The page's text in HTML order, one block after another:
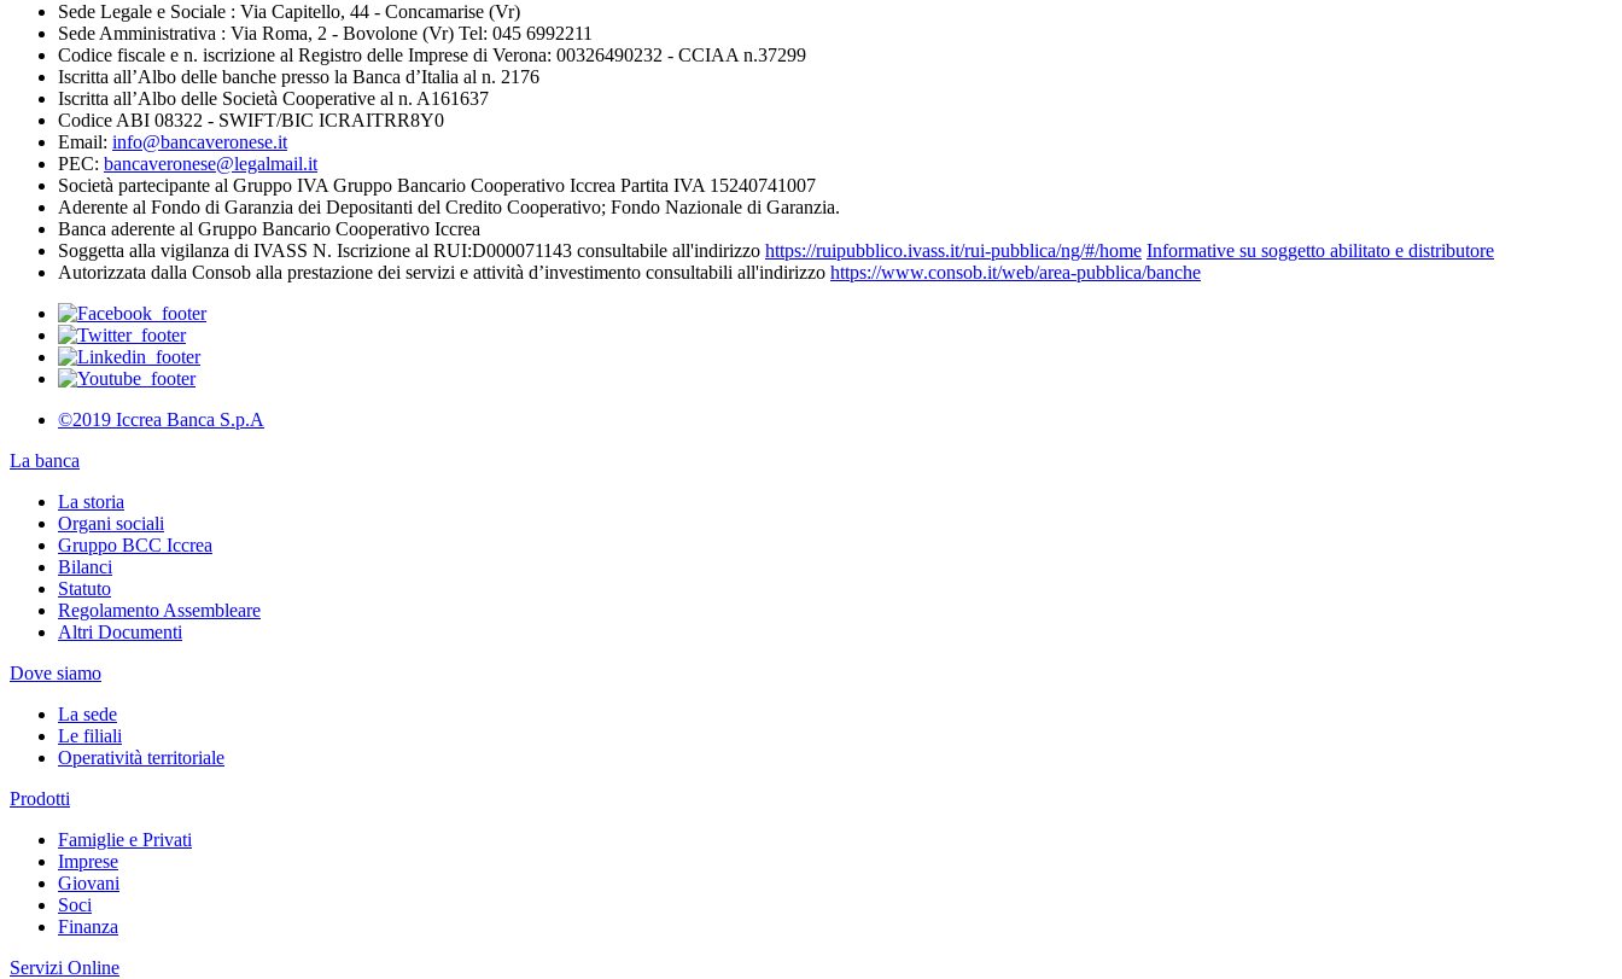
Sede Legale e Sociale : Via Capitello, 44 - Concamarise (Vr)
Sede Amministrativa : Via Roma, 2 - Bovolone (Vr) Tel: 045 6992211
Codice fiscale e n. iscrizione al Registro delle Imprese di Verona: 00326490232 - CCIAA n.37299
Iscritta all’Albo delle banche presso la Banca d’Italia al n. 2176
Iscritta all’Albo delle Società Cooperative al n. A161637
Codice ABI 08322 - SWIFT/BIC ICRAITRR8Y0
Email: info@bancaveronese.it
PEC: bancaveronese@legalmail.it
Società partecipante al Gruppo IVA Gruppo Bancario Cooperativo Iccrea Partita IVA 15240741007
Aderente al Fondo di Garanzia dei Depositanti del Credito Cooperativo; Fondo Nazionale di Garanzia.
Banca aderente al Gruppo Bancario Cooperativo Iccrea
Soggetta alla vigilanza di IVASS N. Iscrizione al RUI:D000071143 consultabile all'indirizzo https://ruipubblico.ivass.it/rui-pubblica/ng/#/home Informative su soggetto abilitato e distributore
Autorizzata dalla Consob alla prestazione dei servizi e attività d’investimento consultabili all'indirizzo https://www.consob.it/web/area-pubblica/banche
©2019 Iccrea Banca S.p.A
La banca
La storia
Organi sociali
Gruppo BCC Iccrea
Bilanci
Statuto
Regolamento Assembleare
Altri Documenti
Dove siamo
La sede
Le filiali
Operatività territoriale
Prodotti
Famiglie e Privati
Imprese
Giovani
Soci
Finanza
Servizi Online